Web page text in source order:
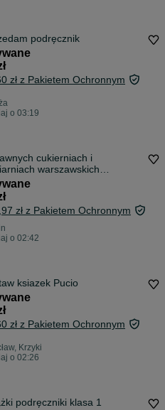
podręcznik
zł z Pakietem Ochronnym
o 03:19
cukierniach i
warszawskich
Herbaczyński
zł z Pakietem Ochronnym
o 02:42
ksiazek Pucio
zł z Pakietem Ochronnym
Krzyki
o 02:26
podręczniki klasa 1